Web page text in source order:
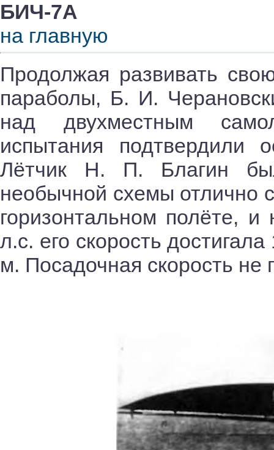
БИЧ-7А
на главную
Продолжая развивать
параболы, Б. И.
над двухместным
испытания подтвердили
Лётчик Н. П. Благин
необычной схемы отлично
горизонтальном полёте,
л.с. его скорость
м. Посадочная скорость